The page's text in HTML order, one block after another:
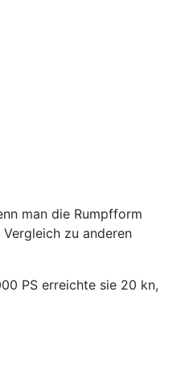
man die Rumpfform
zu anderen
PS erreichte sie 20 kn,